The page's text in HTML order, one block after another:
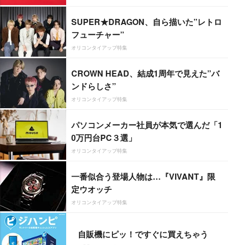
SUPER★DRAGON、自ら描いた”レトロ
フューチャー”
オリコンタイアップ特集
CROWN HEAD、結成1周年で見えた”バ
ンドらしさ”
オリコンタイアップ特集
パソコンメーカー社員が本気で選んだ「1
0万円台PC３選」
オリコンタイアップ特集
一番似合う登場人物は…『VIVANT』限
定ウオッチ
オリコンタイアップ特集
自販機にピッ！ですぐに買えちゃう